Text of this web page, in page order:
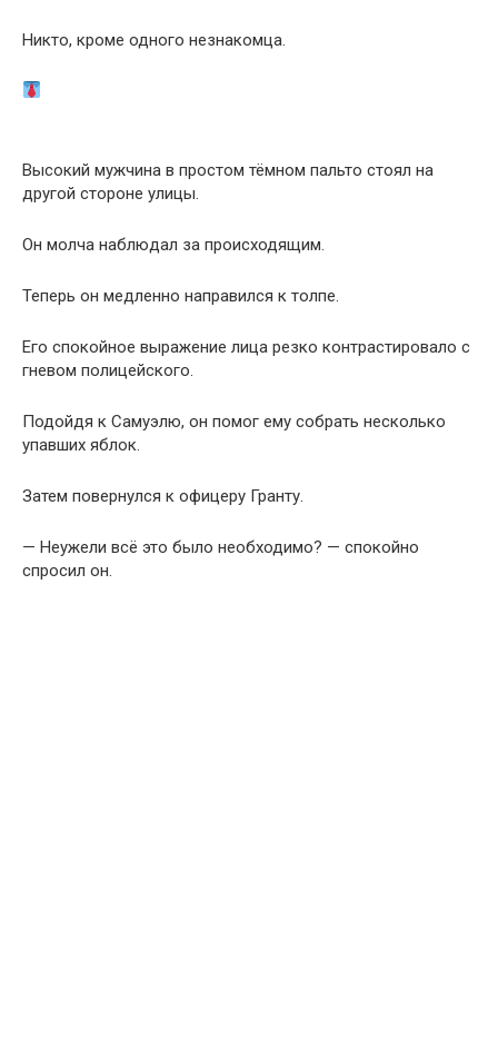
Никто, кроме одного незнакомца.
Высокий мужчина в простом тёмном пальто стоял на
другой стороне улицы.
Он молча наблюдал за происходящим.
Теперь он медленно направился к толпе.
Его спокойное выражение лица резко контрастировало с
гневом полицейского.
Подойдя к Самуэлю, он помог ему собрать несколько
упавших яблок.
Затем повернулся к офицеру Гранту.
— Неужели всё это было необходимо? — спокойно
спросил он.